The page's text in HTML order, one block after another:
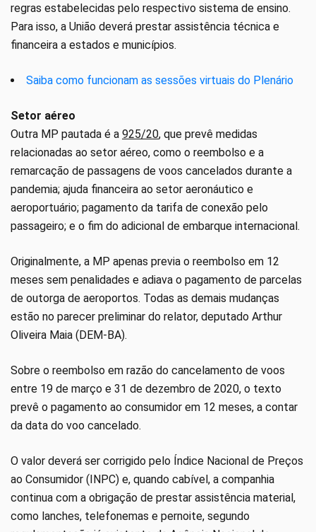
regras estabelecidas pelo respectivo sistema de ensino.
Para isso, a União deverá prestar assistência técnica e
financeira a estados e municípios.
Saiba como funcionam as sessões virtuais do Plenário
Setor aéreo
Outra MP pautada é a 925/20, que prevê medidas
relacionadas ao setor aéreo, como o reembolso e a
remarcação de passagens de voos cancelados durante a
pandemia; ajuda financeira ao setor aeronáutico e
aeroportuário; pagamento da tarifa de conexão pelo
passageiro; e o fim do adicional de embarque internacional.
Originalmente, a MP apenas previa o reembolso em 12
meses sem penalidades e adiava o pagamento de parcelas
de outorga de aeroportos. Todas as demais mudanças
estão no parecer preliminar do relator, deputado Arthur
Oliveira Maia (DEM-BA).
Sobre o reembolso em razão do cancelamento de voos
entre 19 de março e 31 de dezembro de 2020, o texto
prevê o pagamento ao consumidor em 12 meses, a contar
da data do voo cancelado.
O valor deverá ser corrigido pelo Índice Nacional de Preços
ao Consumidor (INPC) e, quando cabível, a companhia
continua com a obrigação de prestar assistência material,
como lanches, telefonemas e pernoite, segundo